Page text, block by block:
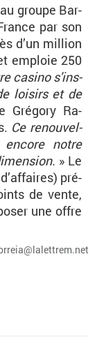
groupe Bar­
par son
d’un mil­lion
em­ploie 250
ca­sino s'ins­
loi­sirs et de
Gré­gory Ra­
Ce re­nou­vel­
notre
» Le
pré­
de vente,
une offre